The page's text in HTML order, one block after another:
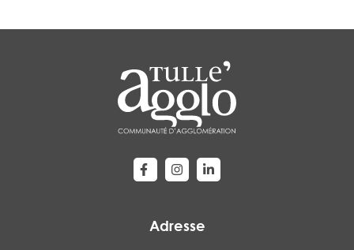
Lien vers le compte Facebook
Lien vers le compte Instagram
Lien vers le compte
Adresse